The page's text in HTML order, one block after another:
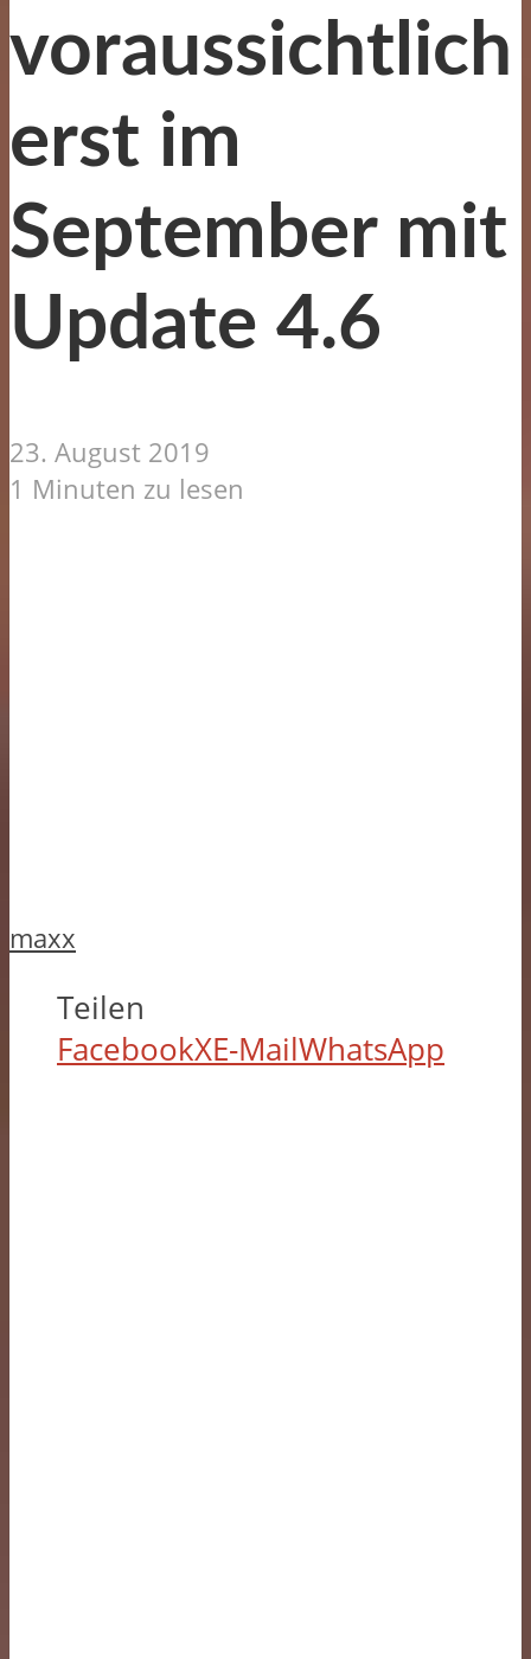
voraussichtlich
erst im
September mit
Update 4.6
23. August 2019
1 Minuten zu lesen
maxx
Teilen
FacebookXE-MailWhatsApp